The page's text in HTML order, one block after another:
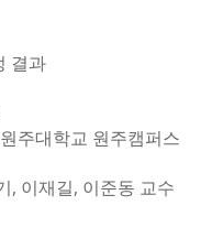
결과
주대학교 원주캠퍼스
, 이재길, 이준동 교수